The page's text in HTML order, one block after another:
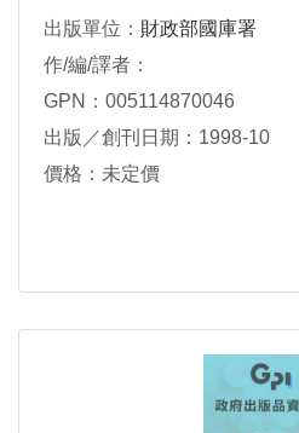
出版單位： 財政部國庫署
作/編/譯者：
GPN：005114870046
出版／創刊日期：1998-10
價格：未定價